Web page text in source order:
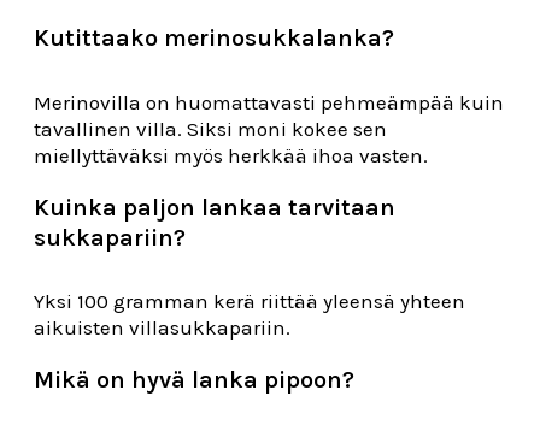
Kutittaako merinosukkalanka?
Merinovilla on huomattavasti pehmeämpää kuin
tavallinen villa. Siksi moni kokee sen
miellyttäväksi myös herkkää ihoa vasten.
Kuinka paljon lankaa tarvitaan
sukkapariin?
Yksi 100 gramman kerä riittää yleensä yhteen
aikuisten villasukkapariin.
Mikä on hyvä lanka pipoon?